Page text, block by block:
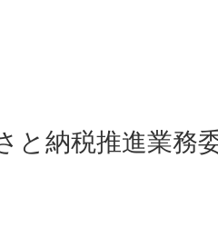
と納税推進業務